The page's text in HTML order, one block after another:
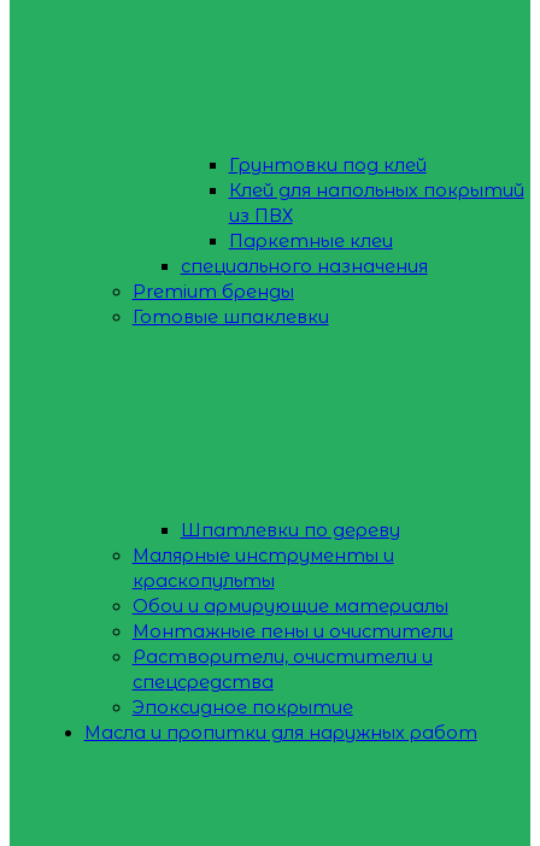
Грунтовки под клей
Клей для напольных покрытий
из ПВХ
Паркетные клеи
специального назначения
Premium бренды
Готовые шпаклевки
Шпатлевки по дереву
Малярные инструменты и
краскопульты
Обои и армирующие материалы
Монтажные пены и очистители
Растворители, очистители и
спецсредства
Эпоксидное покрытие
Масла и пропитки для наружных работ